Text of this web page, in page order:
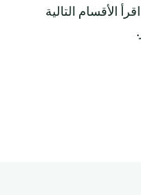
الأقسام التالية